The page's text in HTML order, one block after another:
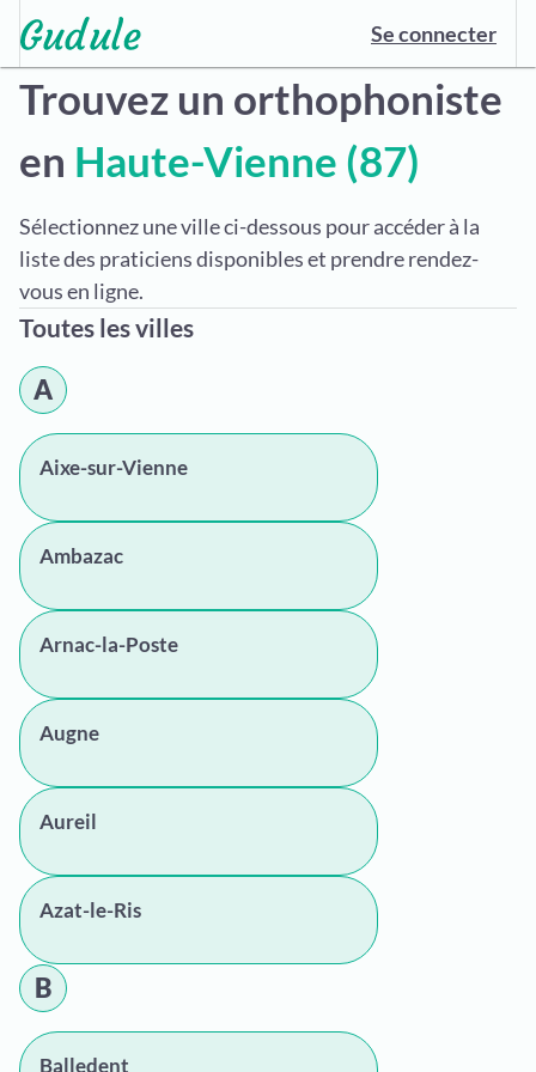
Se connecter
Trouvez un orthophoniste
en Haute-Vienne (87)
Sélectionnez une ville ci-dessous pour accéder à la
liste des praticiens disponibles et prendre rendez-
vous en ligne.
Toutes les villes
A
Aixe-sur-Vienne
Ambazac
Arnac-la-Poste
Augne
Aureil
Azat-le-Ris
B
Balledent